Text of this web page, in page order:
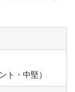
ト・中堅）